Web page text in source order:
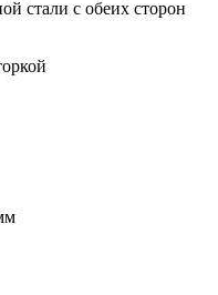
стали с обеих сторон